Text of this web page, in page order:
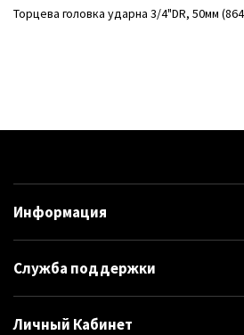
Торцева головка ударна 3/4"DR, 50мм
Информация
Служба поддержки
Личный Кабинет